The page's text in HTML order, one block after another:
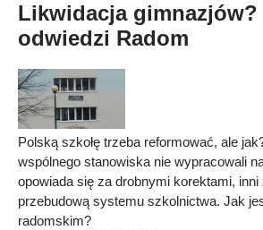
Likwidacja
odwiedzi Radom
Polską szkołę trzeba reformować, ale
wspólnego stanowiska nie wypracowali
opowiada się za drobnymi korektami, inni
przebudową systemu szkolnictwa. Jak
radomskim?